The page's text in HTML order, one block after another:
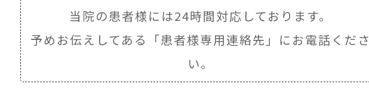
当院の患者様には24時間対応しております。
予めお伝えしてある
「患者様専用連絡先」にお電話くださ
い。